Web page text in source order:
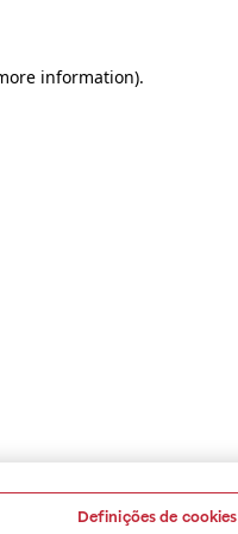
information).
Definições de cookies